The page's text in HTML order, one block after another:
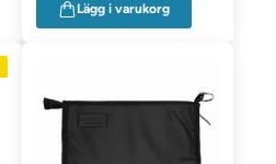
Lägg i varukorg